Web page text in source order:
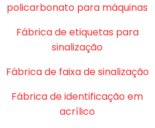
policarbonato para máquinas
Fábrica de etiquetas para
sinalização
Fábrica de faixa de sinalização
Fábrica de identificação em
acrílico